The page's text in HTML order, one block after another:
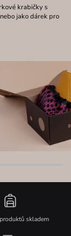
krabičky s
jako dárek pro
skladem